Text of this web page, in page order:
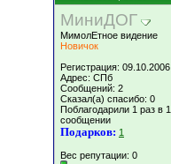
МиниДОГ
МимолЕтное видение
Новичок
Регистрация: 09.10.2006
Адрес: СПб
Сообщений: 2
Сказал(а) спасибо: 0
Поблагодарили 1 раз в 1
сообщении
Подарков: 1
Вес репутации: 0